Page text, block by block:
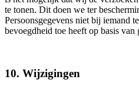
te tonen. Dit doen we ter
Persoonsgegevens niet bij iemand
bevoegdheid toe heeft op basis van
10. Wijzigingen